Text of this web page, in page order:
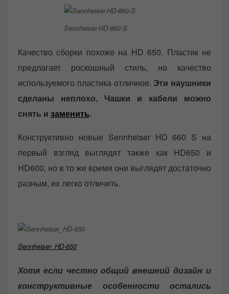
Sennheiser-HD-660-S
Качество сборки похоже на HD 650. Пластик не
предлагает роскошный стиль, но качество
используемого пластика отличное. Эти наушники
сделаны неплохо. Чашки и кабели можно
снять и заменить.
Конструктивно новые Sennheiser HD 660 S на
первый взгляд выглядят также как HD650 и
HD600, но в то же время они выглядят достаточно
разным, их легко отличить.
Sennheiser_HD-650
Хотя если честно общий внешний дизайн и
конструктивные особенности остались